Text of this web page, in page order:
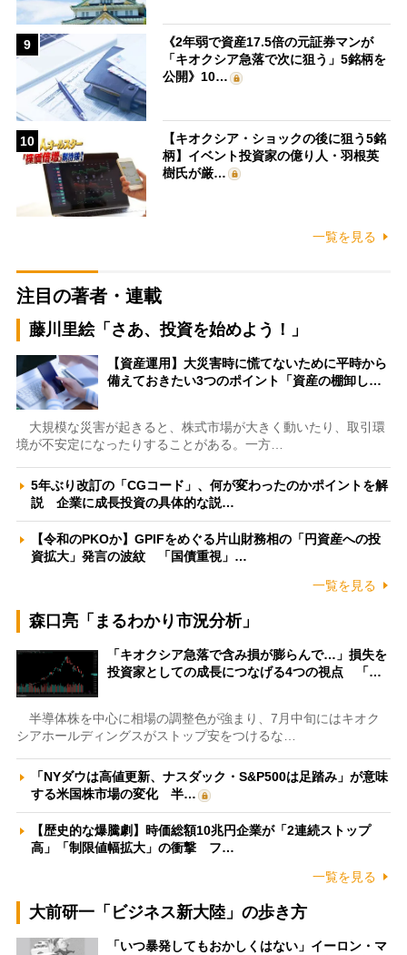
9
《2年弱で資産17.5倍の元証券マンが
「キオクシア急落で次に狙う」5銘柄を
公開》10…
10
【キオクシア・ショックの後に狙う5銘
柄】イベント投資家の億り人・羽根英
樹氏が厳…
一覧を見る
注目の著者・連載
藤川里絵「さあ、投資を始めよう！」
【資産運用】大災害時に慌てないために平時から
備えておきたい3つのポイント「資産の棚卸し…
大規模な災害が起きると、株式市場が大きく動いたり、取引環
境が不安定になったりすることがある。一方…
5年ぶり改訂の「CGコード」、何が変わったのかポイントを解
説 企業に成長投資の具体的な説…
【令和のPKOか】GPIFをめぐる片山財務相の「円資産への投
資拡大」発言の波紋 「国債重視」…
一覧を見る
森口亮「まるわかり市況分析」
「キオクシア急落で含み損が膨らんで…」損失を
投資家としての成長につなげる4つの視点 「…
半導体株を中心に相場の調整色が強まり、7月中旬にはキオク
シアホールディングスがストップ安をつけるな…
「NYダウは高値更新、ナスダック・S&P500は足踏み」が意味
する米国株市場の変化 半…
【歴史的な爆騰劇】時価総額10兆円企業が「2連続ストップ
高」「制限値幅拡大」の衝撃 フ…
一覧を見る
大前研一「ビジネス新大陸」の歩き方
「いつ暴発してもおかしくはない」イーロン・マ